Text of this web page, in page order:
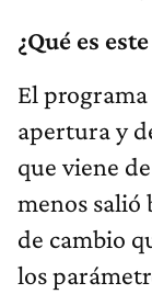
¿Qué es
El
apertura y
que viene
menos salió
de cambio
los